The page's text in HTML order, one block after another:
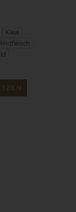
Käse